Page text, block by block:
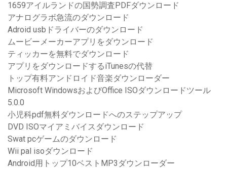
1659アイルランドの国勢調査PDFダウンロード
アナログラボ急流のダウンロード
Adroid usbドライバーのダウンロード
ムービーメーカーアプリをダウンロード
ティッカーを無料でダウンロード
アプリをダウンロードするiTunesの代替
トップ有料アンドロイド音楽ダウンローダー
Microsoft WindowsおよびOffice ISOダウンロードツール
5.0.0
小児科pdf無料ダウンロードへのステップアップ
DVD ISOマイアミバイスダウンロード
Swat pcゲームのダウンロード
Wii pal isoダウンロード
Android用トップ10ベストMP3ダウンローダー